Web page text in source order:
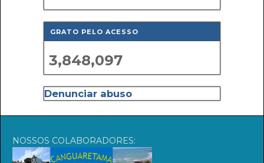
GRATO PELO ACESSO
3,848,097
Denunciar abuso
NOSSOS COLABORADORES: